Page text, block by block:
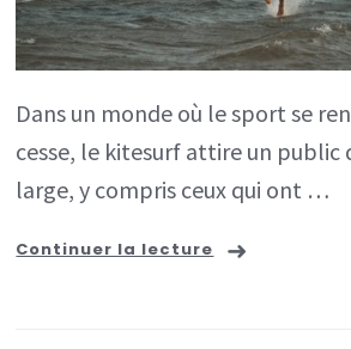
Dans un monde où le sport se
cesse, le kitesurf attire un public
large, y compris ceux qui ont …
Continuer la lecture